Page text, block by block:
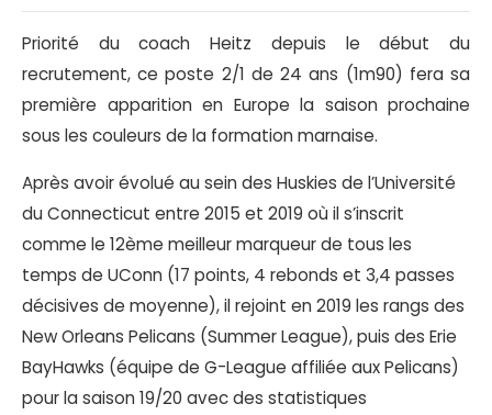
Priorité du coach Heitz depuis le début du
recrutement, ce poste 2/1 de 24 ans (1m90) fera sa
première apparition en Europe la saison prochaine
sous les couleurs de la formation marnaise.
Après avoir évolué au sein des Huskies de l’Université
du Connecticut entre 2015 et 2019 où il s’inscrit
comme le 12ème meilleur marqueur de tous les
temps de UConn (17 points, 4 rebonds et 3,4 passes
décisives de moyenne), il rejoint en 2019 les rangs des
New Orleans Pelicans (Summer League), puis des Erie
BayHawks (équipe de G-League affiliée aux Pelicans)
pour la saison 19/20 avec des statistiques